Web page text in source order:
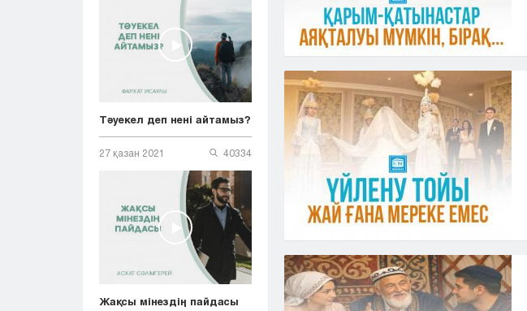
Тәуекел деп нені айтамыз?
27 қазан 2021 40334
Жақсы мінездің пайдасы